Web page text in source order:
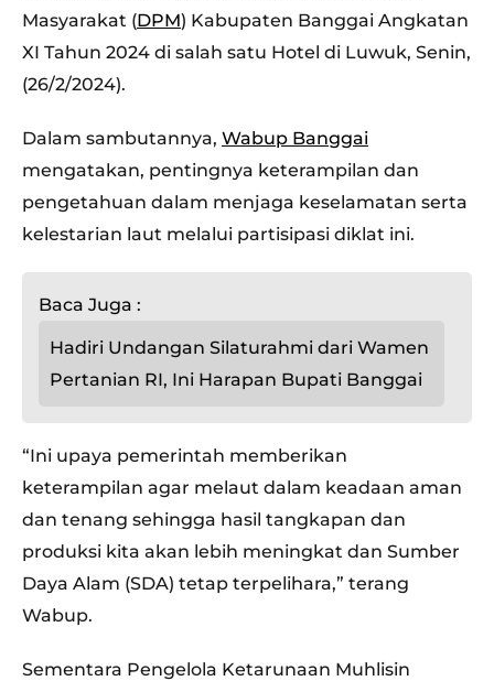
Masyarakat (DPM) Kabupaten Banggai Angkatan
XI Tahun 2024 di salah satu Hotel di Luwuk, Senin,
(26/2/2024).
Dalam sambutannya, Wabup Banggai
mengatakan, pentingnya keterampilan dan
pengetahuan dalam menjaga keselamatan serta
kelestarian laut melalui partisipasi diklat ini.
Baca Juga :
Hadiri Undangan Silaturahmi dari Wamen
Pertanian RI, Ini Harapan Bupati Banggai
“Ini upaya pemerintah memberikan
keterampilan agar melaut dalam keadaan aman
dan tenang sehingga hasil tangkapan dan
produksi kita akan lebih meningkat dan Sumber
Daya Alam (SDA) tetap terpelihara,” terang
Wabup.
Sementara Pengelola Ketarunaan Muhlisin